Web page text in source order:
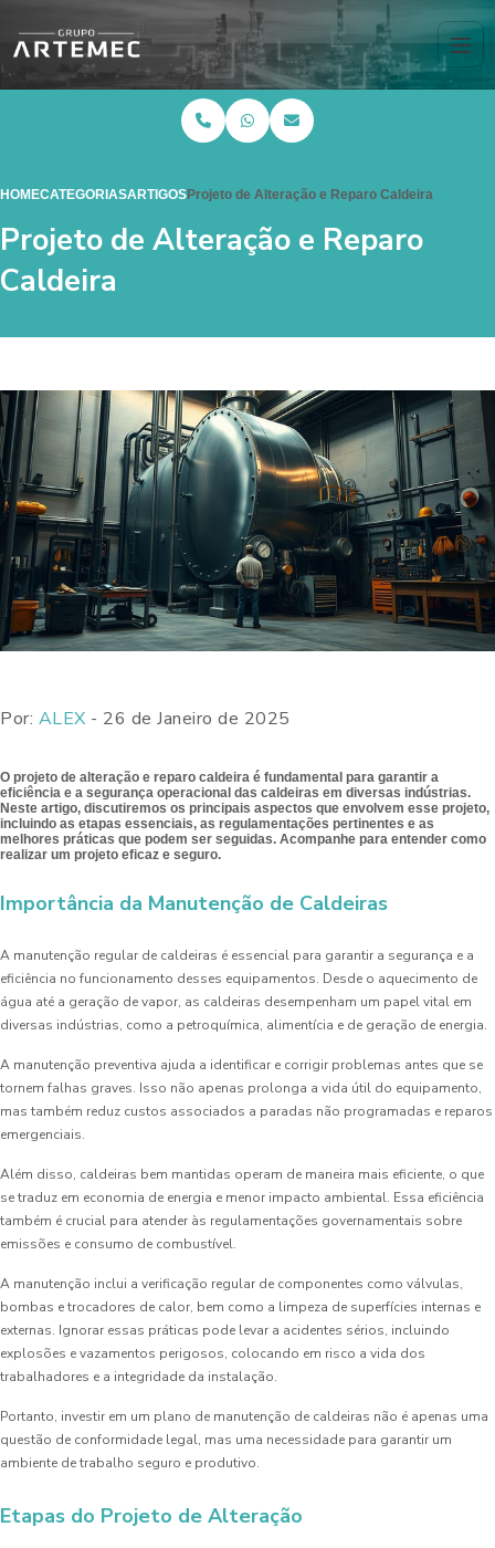
HOMECATEGORIASARTIGOSProjeto de Alteração e Reparo Caldeira
Projeto de Alteração e Reparo
Caldeira
Por: ALEX - 26 de Janeiro de 2025
O projeto de alteração e reparo caldeira é fundamental para garantir a
eficiência e a segurança operacional das caldeiras em diversas indústrias.
Neste artigo, discutiremos os principais aspectos que envolvem esse projeto,
incluindo as etapas essenciais, as regulamentações pertinentes e as
melhores práticas que podem ser seguidas. Acompanhe para entender como
realizar um projeto eficaz e seguro.
Importância da Manutenção de Caldeiras
A manutenção regular de caldeiras é essencial para garantir a segurança e a
eficiência no funcionamento desses equipamentos. Desde o aquecimento de
água até a geração de vapor, as caldeiras desempenham um papel vital em
diversas indústrias, como a petroquímica, alimentícia e de geração de energia.
A manutenção preventiva ajuda a identificar e corrigir problemas antes que se
tornem falhas graves. Isso não apenas prolonga a vida útil do equipamento,
mas também reduz custos associados a paradas não programadas e reparos
emergenciais.
Além disso, caldeiras bem mantidas operam de maneira mais eficiente, o que
se traduz em economia de energia e menor impacto ambiental. Essa eficiência
também é crucial para atender às regulamentações governamentais sobre
emissões e consumo de combustível.
A manutenção inclui a verificação regular de componentes como válvulas,
bombas e trocadores de calor, bem como a limpeza de superfícies internas e
externas. Ignorar essas práticas pode levar a acidentes sérios, incluindo
explosões e vazamentos perigosos, colocando em risco a vida dos
trabalhadores e a integridade da instalação.
Portanto, investir em um plano de manutenção de caldeiras não é apenas uma
questão de conformidade legal, mas uma necessidade para garantir um
ambiente de trabalho seguro e produtivo.
Etapas do Projeto de Alteração